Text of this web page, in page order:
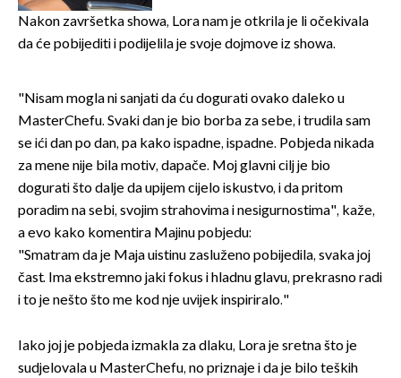
Hrvat
Nakon završetka showa, Lora nam je otkrila je li očekivala
da će pobijediti i podijelila je svoje dojmove iz showa.
"Nisam mogla ni sanjati da ću dogurati ovako daleko u
MasterChefu. Svaki dan je bio borba za sebe, i trudila sam
se ići dan po dan, pa kako ispadne, ispadne. Pobjeda nikada
za mene nije bila motiv, dapače. Moj glavni cilj je bio
dogurati što dalje da upijem cijelo iskustvo, i da pritom
poradim na sebi, svojim strahovima i nesigurnostima", kaže,
a evo kako komentira Majinu pobjedu:
"Smatram da je Maja uistinu zasluženo pobijedila, svaka joj
čast. Ima ekstremno jaki fokus i hladnu glavu, prekrasno radi
i to je nešto što me kod nje uvijek inspiriralo."
Iako joj je pobjeda izmakla za dlaku, Lora je sretna što je
sudjelovala u MasterChefu, no priznaje i da je bilo teških